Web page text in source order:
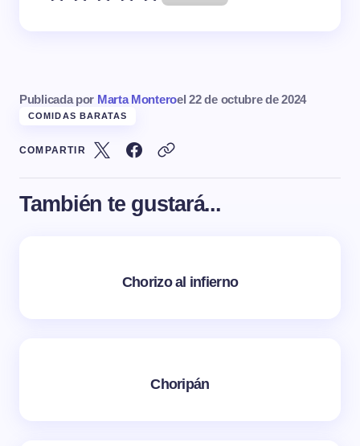
Publicada por Marta Monteroel 22 de octubre de 2024
COMIDAS BARATAS
COMPARTIR
También te gustará...
Chorizo al infierno
Choripán